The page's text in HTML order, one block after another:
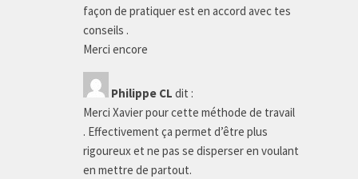
façon de pratiquer est en accord avec tes
conseils .
Merci encore
Philippe CL dit :
Merci Xavier pour cette méthode de travail
. Effectivement ça permet d’être plus
rigoureux et ne pas se disperser en voulant
en mettre de partout.